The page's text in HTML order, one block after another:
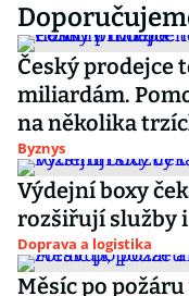
Český prodejce
miliardám.
na několika
Byznys
Výdejní boxy
rozšiřují služby
Doprava a logistika
Měsíc po